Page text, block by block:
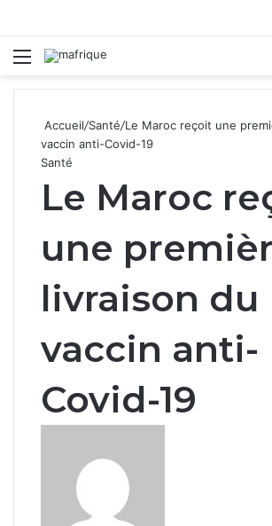
Menu
Accueil/Santé/Le Maroc reçoit une
vaccin anti-Covid-19
Santé
Le Maroc
une
livraison du
vaccin anti-
Covid-19